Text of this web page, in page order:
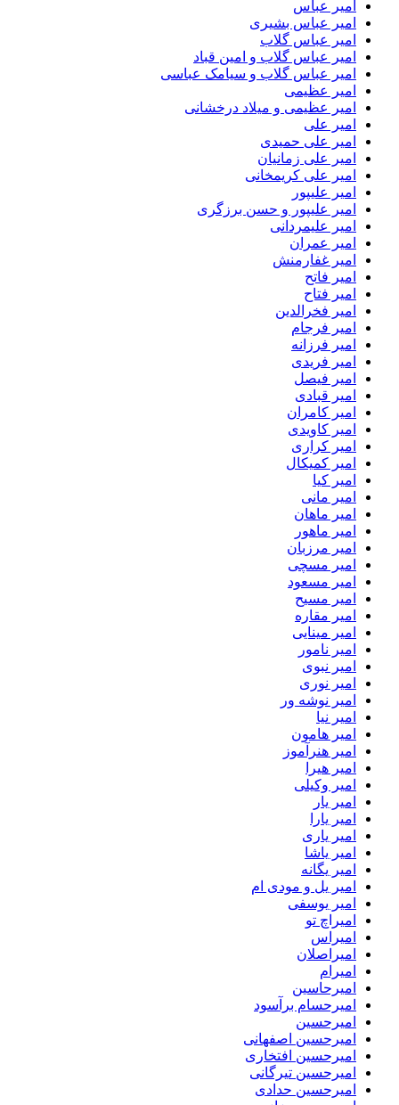
امیر عباس
امیر عباس بشیری
امیر عباس گلاب
امیر عباس گلاب و امین قباد
امیر عباس گلاب و سیامک عباسی
امیر عظیمی
امیر عظیمی و میلاد درخشانی
امیر علی
امیر علی حمیدی
امیر علی زمانیان
امیر علی کریمخانی
امیر علیپور
امیر علیپور و حسن برزگری
امیر علیمردانی
امیر عمران
امیر غفارمنش
امیر فاتح
امیر فتاح
امیر فخرالدین
امیر فرجام
امیر فرزانه
امیر فریدی
امیر فیصل
امیر قبادی
امیر کامران
امیر کاویدی
امیر کراری
امیر کمیکال
امیر کیا
امیر مانی
امیر ماهان
امیر ماهور
امیر مرزبان
امیر مسچی
امیر مسعود
امیر مسیح
امیر مقاره
امیر مینایی
امیر نامور
امیر نبوی
امیر نوری
امیر نوشه ور
امیر نیا
امیر هامون
امیر هنرآموز
امیر هیرا
امیر وکیلی
امیر یار
امیر یارا
امیر یاری
امیر یاشا
امیر یگانه
امیر یل و مودی ام
امیر یوسفی
امیراچ تو
امیراس
امیراصلان
امیرام
امیرحاسین
امیرحسام برآسود
امیرحسین
امیرحسین اصفهانی
امیرحسین افتخاری
امیرحسین تیرگانی
امیرحسین حدادی